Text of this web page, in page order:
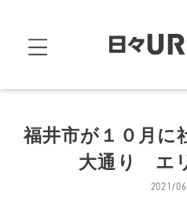
福井市が１０月
大通り エ
2021/